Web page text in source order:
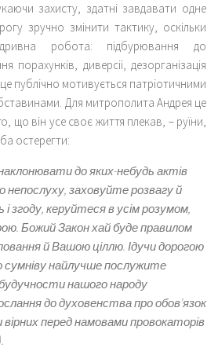
захисту, здатні завдавати одне
зручно змінити тактику, оскільки
робота: підбурювання до
порахунків, диверсії, дезорганізація
це публічно мотивується патріотичними
Для митрополита Андрея це
що він усе своє життя плекав, – руїни,
остерегти:
до яких-небудь актів
непослуху, заховуйте розвагу й
і згоду, керуйтеся в усім розумом,
Божий Закон хай буде правилом
й Вашою ціллю. Ідучи дорогою
сумніву найлучше послужите
нашого народу
до духовенства про обов’язок
перед намовами провокаторів